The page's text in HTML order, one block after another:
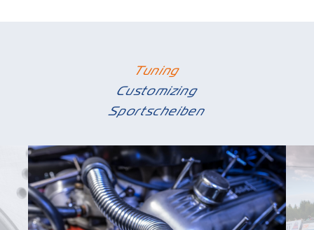
Tuning
Customizing
Sportscheiben